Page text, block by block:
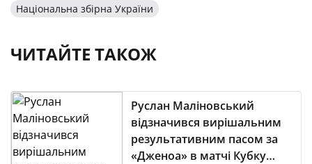
Національна збірна України
ЧИТАЙТЕ ТАКОЖ
Руслан Маліновський
відзначився вирішальним
результативним пасом за
«Дженоа» в матчі Кубку